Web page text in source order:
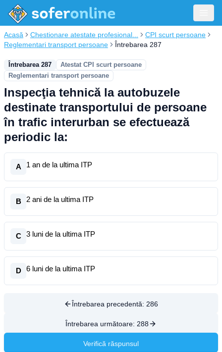
Acasă Chestionare atestate profesional...
CPI scurt persoane
Reglementari transport persoane
Întrebarea 287
Întrebarea 287
Atestat CPI scurt persoane
Reglementari transport persoane
Inspecţia tehnică la autobuzele
destinate transportului de persoane
în trafic interurban se efectuează
periodic la:
A 1 an de la ultima ITP
B 2 ani de la ultima ITP
C 3 luni de la ultima ITP
D 6 luni de la ultima ITP
Întrebarea precedentă: 286
Întrebarea următoare: 288
Verifică răspunsul